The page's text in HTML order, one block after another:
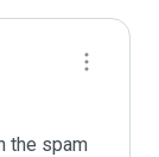
the spam